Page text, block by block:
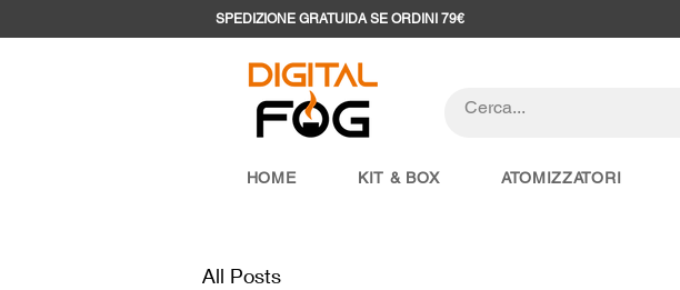
SPEDIZIONE GRATUIDA SE ORDINI 79€
HOME KIT & BOX ATOMIZZATORI
All Posts